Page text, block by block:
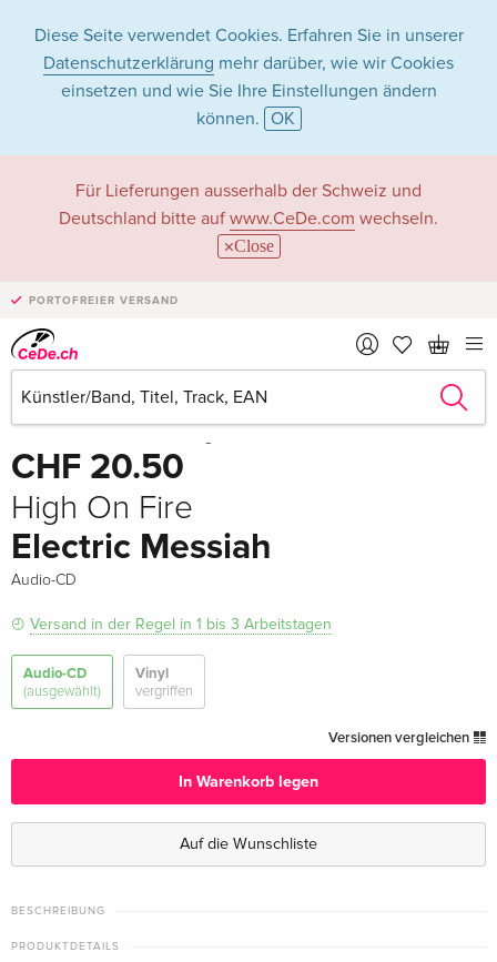
Diese Seite verwendet Cookies. Erfahren Sie in unserer
Datenschutzerklärung mehr darüber, wie wir Cookies
einsetzen und wie Sie Ihre Einstellungen ändern
können. OK
Für Lieferungen ausserhalb der Schweiz und
Deutschland bitte auf www.CeDe.com wechseln.
Close
PORTOFREIER VERSAND
CHF 20.50
High On Fire
Electric Messiah
Audio-CD
Versand in der Regel in 1 bis 3 Arbeitstagen
Audio-CD
(ausgewählt)
Vinyl
vergriffen
Versionen vergleichen
In Warenkorb legen
Auf die Wunschliste
BESCHREIBUNG
PRODUKTDETAILS